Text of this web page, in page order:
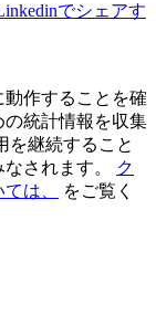
でシェアす
作することを確
統計情報を収集
を継続すること
されます。
ク
は、
をご覧く